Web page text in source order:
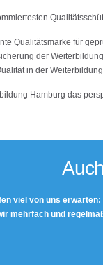
Qualitätsmarke für
der
in der
Hamburg das
viel von uns
mehrfach und